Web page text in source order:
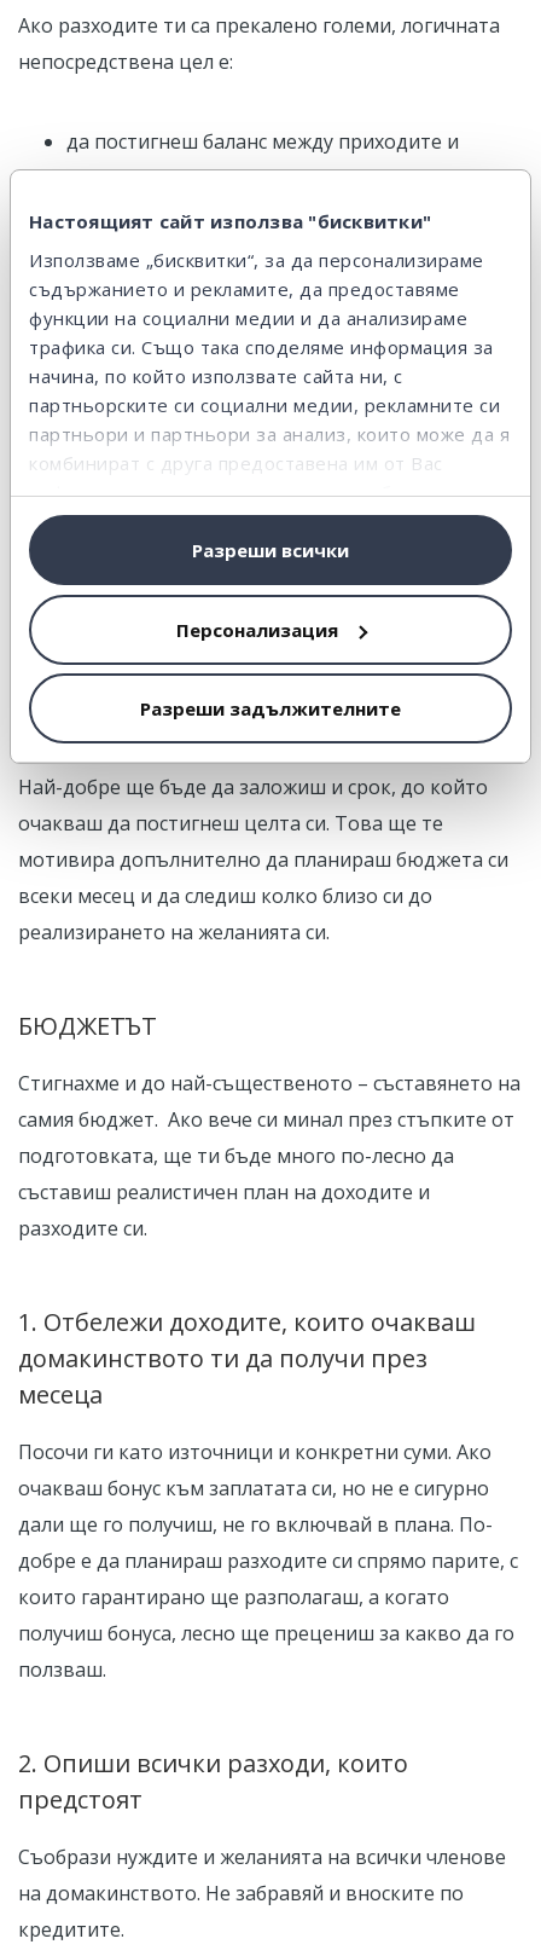
Настоящият сайт използва "бисквитки"
Използваме „бисквитки“, за да персонализираме
съдържанието и рекламите, да предоставяме
функции на социални медии и да анализираме
трафика си. Също така споделяме информация за
начина, по който използвате сайта ни, с
партньорските си социални медии, рекламните си
партньори и партньори за анализ, които може да я
комбинират с друга предоставена им от Вас
информация или с такава, която са събрали от
ползването от Ваша страна на услугите им.
Разреши всички
Персонализация
Разреши задължителните
Ако разходите ти са прекалено големи, логичната
непосредствена цел е:
да постигнеш баланс между приходите и
разходите;
да изплатиш всичките си задължения към
приятели и финансови институции;
да намалиш разходите за жилище (наем +
сметки) до 25% от доходите си.
Ако сметките показват, че успяваш да изкараш
повече, отколкото харчиш, цел може да бъде да
си позволиш мечтаната ваканция или нов
компютър.
При поставянето на цели можеш да си позволиш да
импровизираш. От чисто психологическа гледна
точка е препоръчително те да са изпълними.
Най-добре ще бъде да заложиш и срок, до който
очакваш да постигнеш целта си. Това ще те
мотивира допълнително да планираш бюджета си
всеки месец и да следиш колко близо си до
реализирането на желанията си.
БЮДЖЕТЪТ
Стигнахме и до най-същественото – съставянето на
самия бюджет. Ако вече си минал през стъпките от
подготовката, ще ти бъде много по-лесно да
съставиш реалистичен план на доходите и
разходите си.
1. Отбележи доходите, които очакваш
домакинството ти да получи през
месеца
Посочи ги като източници и конкретни суми. Ако
очакваш бонус към заплатата си, но не е сигурно
дали ще го получиш, не го включвай в плана. По-
добре е да планираш разходите си спрямо парите, с
които гарантирано ще разполагаш, а когато
получиш бонуса, лесно ще прецениш за какво да го
ползваш.
2. Опиши всички разходи, които
предстоят
Съобрази нуждите и желанията на всички членове
на домакинството. Не забравяй и вноските по
кредитите.